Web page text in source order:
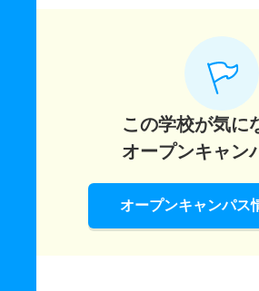
この学校が気に
オープンキャン
オープンキャンパス